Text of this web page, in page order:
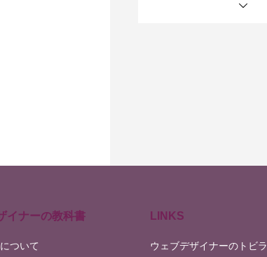
演出効果
演出効果
イナーの教科書
ついて
LINKS
ウェブデザイナーのトビラ